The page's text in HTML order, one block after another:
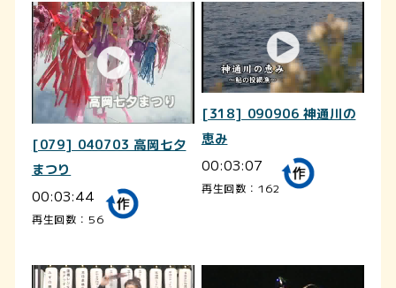
[079] 040703 高岡七夕
まつり
00:03:44
再生回数：56
[318] 090906 神通川の
恵み
00:03:07
再生回数：162